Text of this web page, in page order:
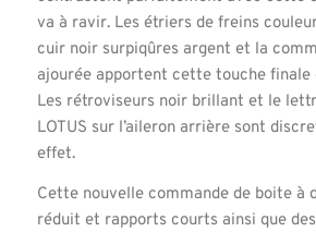
va à ravir. Les étriers de freins
cuir noir surpiqûres argent et la
ajourée apportent cette touche finale
Les rétroviseurs noir brillant et le
LOTUS sur l’aileron arrière sont
effet.
Cette nouvelle commande de boite à
réduit et rapports courts ainsi que